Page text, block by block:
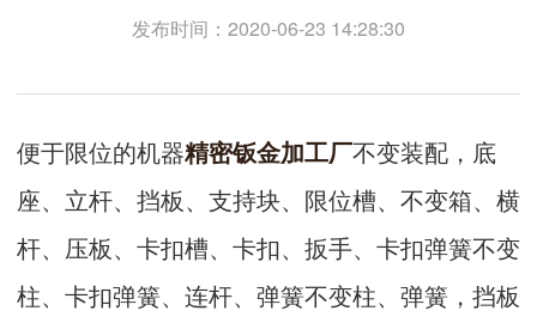
发布时间：2020-06-23 14:28:30
便于限位的机器精密钣金加工厂不变装配，底
座、立杆、挡板、支持块、限位槽、不变箱、横
杆、压板、卡扣槽、卡扣、扳手、卡扣弹簧不变
柱、卡扣弹簧、连杆、弹簧不变柱、弹簧，挡板